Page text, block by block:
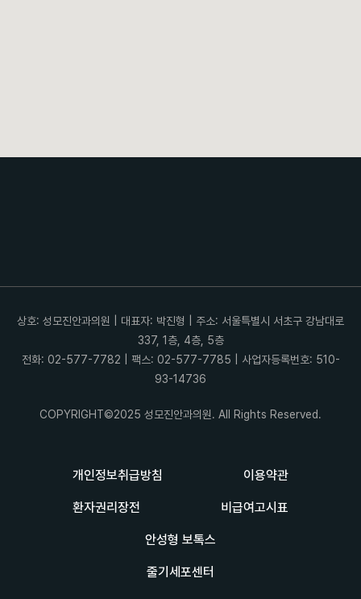
개인정보취급방침 이용약관
환자권리장전 비급여고시표
안성형 보톡스
줄기세포센터
상호: 성모진안과의원 | 대표자: 박진형 | 주소: 서울특별시 서초구 강남대로
337, 1층, 4층, 5층
전화: 02-577-7782 | 팩스: 02-577-7785 | 사업자등록번호: 510-
93-14736
COPYRIGHT©2025 성모진안과의원. All Rights Reserved.